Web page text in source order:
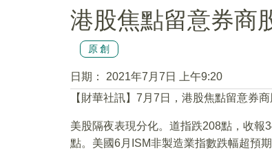
港股焦點留意券商
原創
日期：
2021年7月7日 上午9:20
【財華社訊】7月7日，港股焦點留意券
美股隔夜表現分化。道指跌208點，收
點。美國6月ISM非製造業指數跌幅超預